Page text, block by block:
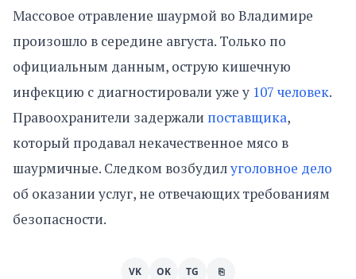
Массовое отравление шаурмой во Владимире
произошло в середине августа. Только по
официальным данным, острую кишечную
инфекцию с диагностировали уже у 107 человек.
Правоохранители задержали поставщика,
который продавал некачественное мясо в
шаурмичные. Следком возбудилуголовное дело
об оказании услуг, не отвечающих требованиям
безопасности.
VK OK TG ⎘